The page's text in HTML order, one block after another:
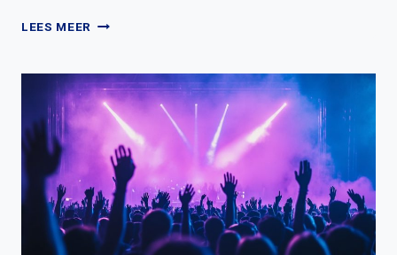
LEES MEER WAAROM
DATING
SOMS
ZO
MOEILIJK?
ONTDEK
REDENEN!